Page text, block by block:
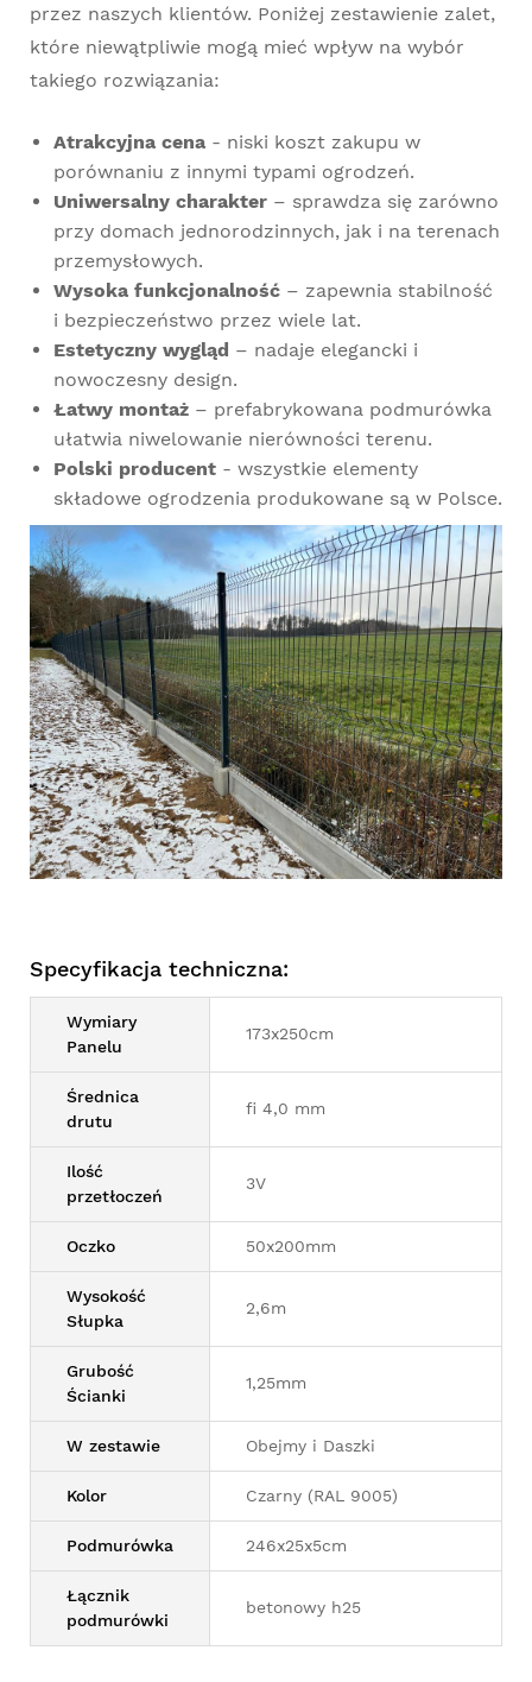
przez naszych klientów. Poniżej zestawienie zalet,
które niewątpliwie mogą mieć wpływ na wybór
takiego rozwiązania:
Atrakcyjna cena - niski koszt zakupu w
porównaniu z innymi typami ogrodzeń.
Uniwersalny charakter – sprawdza się zarówno
przy domach jednorodzinnych, jak i na terenach
przemysłowych.
Wysoka funkcjonalność – zapewnia stabilność
i bezpieczeństwo przez wiele lat.
Estetyczny wygląd – nadaje elegancki i
nowoczesny design.
Łatwy montaż – prefabrykowana podmurówka
ułatwia niwelowanie nierówności terenu.
Polski producent - wszystkie elementy
składowe ogrodzenia produkowane są w Polsce.
Specyfikacja techniczna:
Wymiary
Panelu
173x250cm
Średnica
drutu
fi 4,0 mm
Ilość
przetłoczeń
3V
Oczko 50x200mm
Wysokość
Słupka
2,6m
Grubość
Ścianki
1,25mm
W zestawie Obejmy i Daszki
Kolor Czarny (RAL 9005)
Podmurówka 246x25x5cm
Łącznik
podmurówki
betonowy h25